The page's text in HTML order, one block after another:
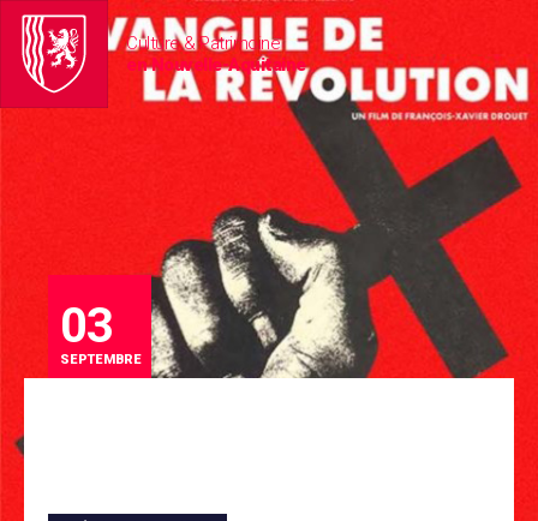
Culture & Patrimoine
en Nouvelle-Aquitaine
03
SEPTEMBRE